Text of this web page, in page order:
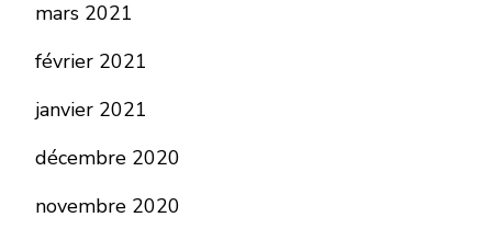
mars 2021
février 2021
janvier 2021
décembre 2020
novembre 2020